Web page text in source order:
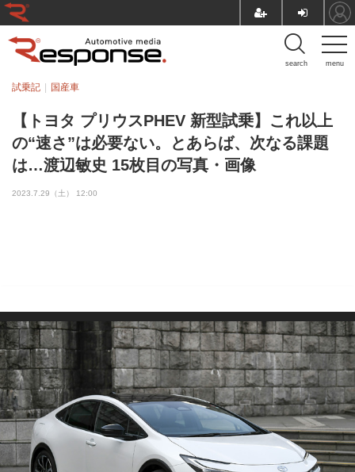
menu
search
【トヨタ プリウスPHEV 新型試乗】これ以上
の“速さ”は必要ない。とあらば、次なる課題
は…渡辺敏史 15枚目の写真・画像
試乗記 国産車
2023.7.29（土） 12:00